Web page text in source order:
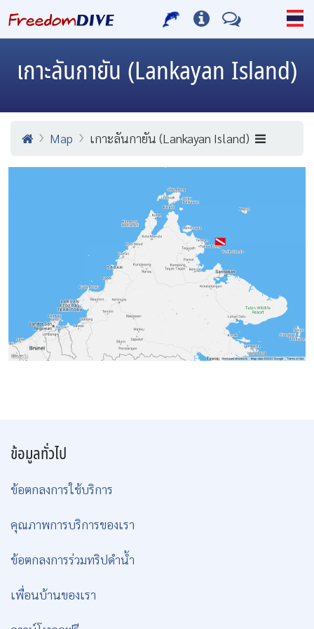
เกาะลันกายัน (Lankayan Island)
Map เกาะลันกายัน (Lankayan Island)
ข้อมูลทั่วไป
ข้อตกลงการใช้บริการ
คุณภาพการบริการของเรา
ข้อตกลงการร่วมทริปดำน้ำ
เพื่อนบ้านของเรา